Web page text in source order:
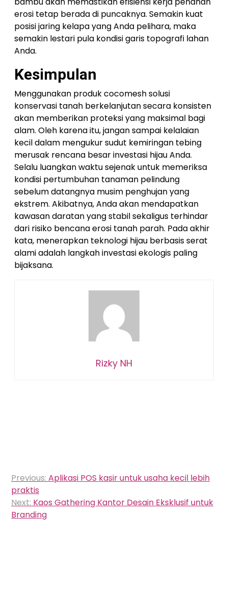
erosi tetap berada di puncaknya. Semakin kuat
posisi jaring kelapa yang Anda pelihara, maka
semakin lestari pula kondisi garis topografi lahan
Anda.
Kesimpulan
Menggunakan produk cocomesh solusi
konservasi tanah berkelanjutan secara konsisten
akan memberikan proteksi yang maksimal bagi
alam. Oleh karena itu, jangan sampai kelalaian
kecil dalam mengukur sudut kemiringan tebing
merusak rencana besar investasi hijau Anda.
Selalu luangkan waktu sejenak untuk memeriksa
kondisi pertumbuhan tanaman pelindung
sebelum datangnya musim penghujan yang
ekstrem. Akibatnya, Anda akan mendapatkan
kawasan daratan yang stabil sekaligus terhindar
dari risiko bencana erosi tanah parah. Pada akhir
kata, menerapkan teknologi hijau berbasis serat
alami adalah langkah investasi ekologis paling
bijaksana.
Rizky NH
Navigasi
pos
Previous: Aplikasi POS kasir untuk usaha kecil lebih
praktis
Next: Kaos Gathering Kantor Desain Eksklusif untuk
Branding